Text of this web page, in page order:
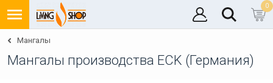
0
Мангалы
Мангалы производства ECK (Германия)